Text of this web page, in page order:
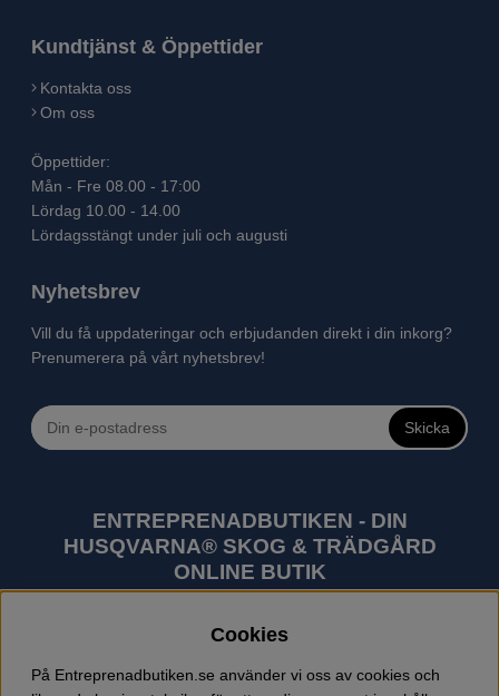
Kundtjänst & Öppettider
Kontakta oss
Om oss
Öppettider:
Mån - Fre 08.00 - 17:00
Lördag 10.00 - 14.00
Lördagsstängt under juli och augusti
Nyhetsbrev
Vill du få uppdateringar och erbjudanden direkt i din inkorg?
Prenumerera på vårt nyhetsbrev!
Skicka
ENTREPRENADBUTIKEN - DIN
HUSQVARNA® SKOG & TRÄDGÅRD
ONLINE BUTIK
utomhusprodukter som skogsmaskiner och
trädgårdsmaskiner. I sortimentet finns bl.a. robotgräsklippare,
motorsågar, röjsågar, trimmers, riders, åkgräsklippare,
Cookies
På Entreprenadbutiken.se använder vi oss av cookies och